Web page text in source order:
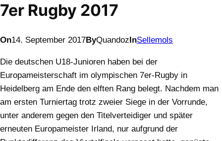
7er Rugby 2017
On14. September 2017ByQuandoz InSellemols
Die deutschen U18-Junioren haben bei der
Europameisterschaft im olympischen 7er-Rugby in
Heidelberg am Ende den elften Rang belegt. Nachdem man
am ersten Turniertag trotz zweier Siege in der Vorrunde,
unter anderem gegen den Titelverteidiger und später
erneuten Europameister Irland, nur aufgrund der